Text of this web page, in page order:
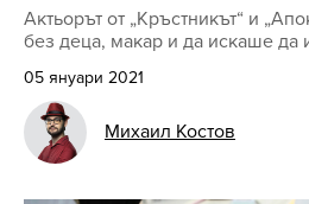
Актьорът от „Кръстникът“ и
без деца, макар и да искаше да
05 януари 2021
Михаил Костов